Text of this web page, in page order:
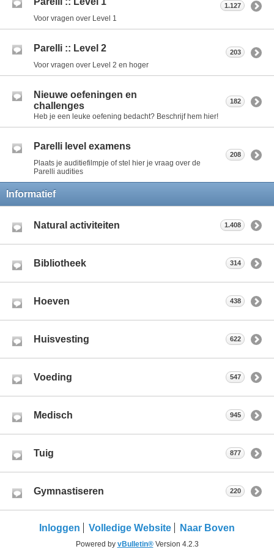
Voor vragen over Level 1
1.127
Parelli :: Level 2
Voor vragen over Level 2 en hoger
203
Nieuwe oefeningen en
challenges
Heb je een leuke oefening bedacht? Beschrijf hem hier!
182
Parelli level examens
Plaats je auditiefilmpje of stel hier je vraag over de
Parelli audities
208
Informatief
Natural activiteiten 1.408
Bibliotheek 314
Hoeven 438
Huisvesting 622
Voeding 547
Medisch 945
Tuig 877
Gymnastiseren 220
Inloggen Volledige Website Naar Boven
Powered by vBulletin®Version 4.2.3